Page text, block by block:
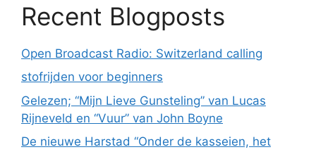
Recent Blogposts
Open Broadcast Radio: Switzerland calling
stofrijden voor beginners
Gelezen; “Mijn Lieve Gunsteling” van Lucas
Rijneveld en “Vuur” van John Boyne
De nieuwe Harstad “Onder de kasseien, het